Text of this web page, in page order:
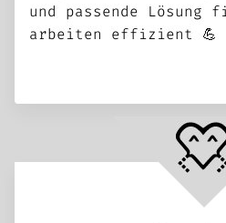
und passende Lösung
arbeiten effizient 💪